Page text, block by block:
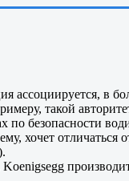
ассоциируется, в
такой
безопасности
хочет